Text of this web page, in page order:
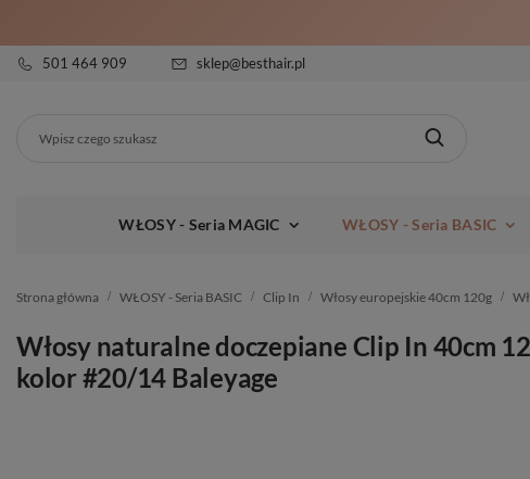
501 464 909 sklep@besthair.pl
WŁOSY - Seria MAGIC WŁOSY - Seria BASIC
Strona główna WŁOSY - Seria BASIC Clip In Włosy europejskie 40cm 120g
Włosy naturalne doczepiane Clip In 40cm
kolor #20/14 Baleyage